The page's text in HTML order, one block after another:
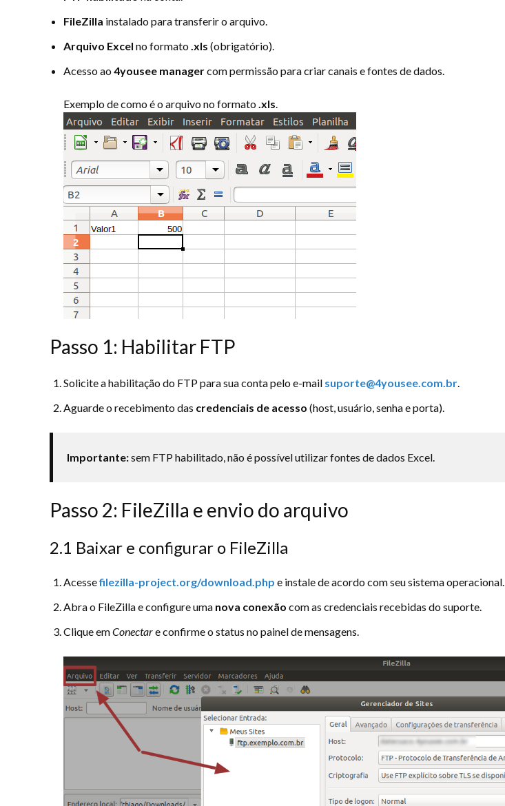
FileZilla instalado para transferir o arquivo.
Arquivo Excel no formato.xls (obrigatório).
Acesso ao4yousee managercom permissão para criar canais e fontes de dados.
Exemplo de como é o arquivo no formato.xls.
Passo 1: Habilitar FTP
Solicite a habilitação do FTP para sua conta pelo e-mail suporte@4yousee.com.br.
Aguarde o recebimento das credenciais de acesso (host, usuário, senha e porta).
Importante:sem FTP habilitado, não é possível utilizar fontes de dados Excel.
Passo 2: FileZilla e envio do arquivo
2.1 Baixar e configurar o FileZilla
Acessefilezilla-project.org/download.php e instale de acordo com seu sistema operacional.
Abra o FileZilla e configure uma nova conexão com as credenciais recebidas do suporte.
Clique emConectare confirme o status no painel de mensagens.